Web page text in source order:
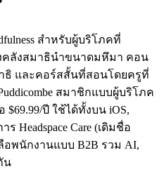
สำหรับผู้บริโภคที่
คลังสมาธินำขนาดมหึมา คอน
ธิ และคอร์สสั้นที่สอนโดยครูที่
สมาชิกแบบผู้บริโภค
$69.99/ปี ใช้ได้ทั้งบน iOS,
Headspace Care (เดิมชื่อ
อพนักงานแบบ B2B รวม AI,
น